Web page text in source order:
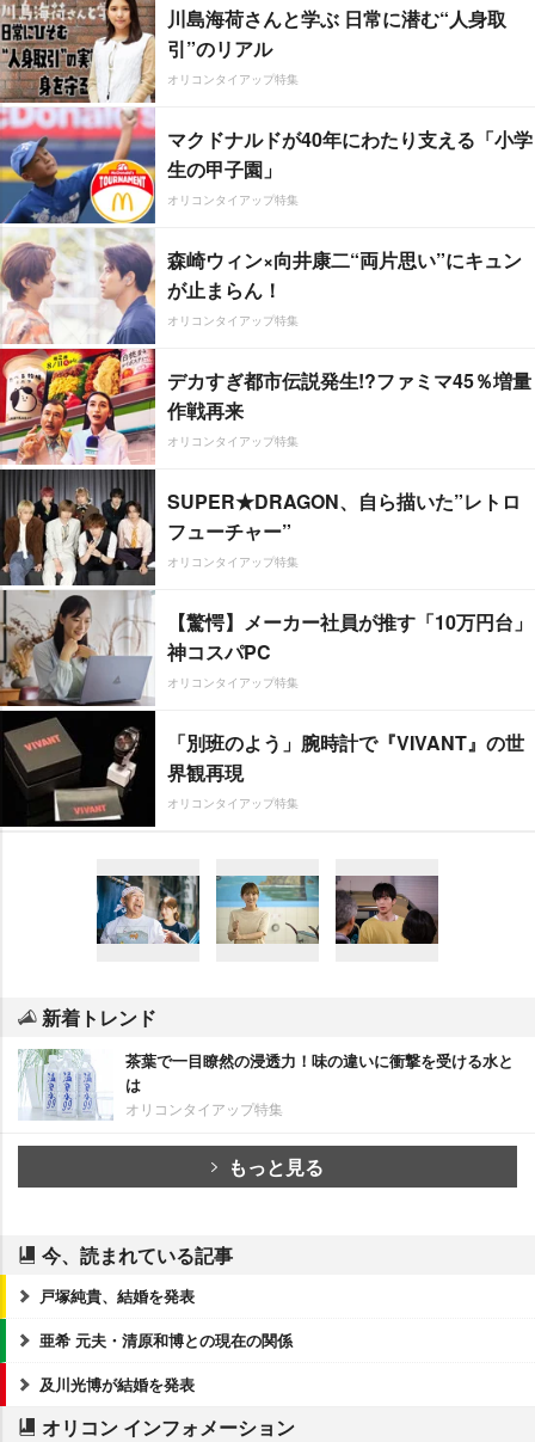
川島海荷さんと学ぶ 日常に潜む“人身取
引”のリアル
オリコンタイアップ特集
マクドナルドが40年にわたり支える「小学
生の甲子園」
オリコンタイアップ特集
森崎ウィン×向井康二“両片思い”にキュン
が止まらん！
オリコンタイアップ特集
デカすぎ都市伝説発生!?ファミマ45％増量
作戦再来
オリコンタイアップ特集
SUPER★DRAGON、自ら描いた”レトロ
フューチャー”
オリコンタイアップ特集
【驚愕】メーカー社員が推す「10万円台」
神コスパPC
オリコンタイアップ特集
「別班のよう」腕時計で『VIVANT』の世
界観再現
オリコンタイアップ特集
新着トレンド
茶葉で一目瞭然の浸透力！味の違いに衝撃を受ける水と
は
オリコンタイアップ特集
もっと見る
今、読まれている記事
戸塚純貴、結婚を発表
亜希 元夫・清原和博との現在の関係
及川光博が結婚を発表
オリコン インフォメーション